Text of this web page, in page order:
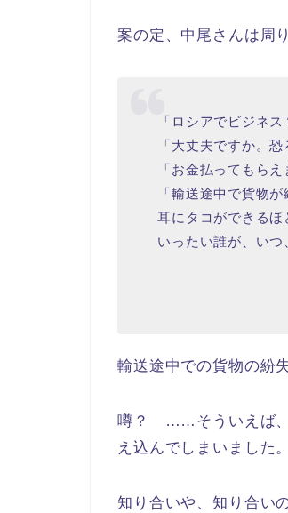
案の定、中尾さんは周
「ロシアでビジネス
「大丈夫ですか。恐
「お金払ってもらえ
「輸送途中で貨物
耳にタコができるほ
いったい誰が、いつ
輸送途中での貨物の紛
噂？ ……そういえば、
え込んでしまいました。
知り合いや、知り合い